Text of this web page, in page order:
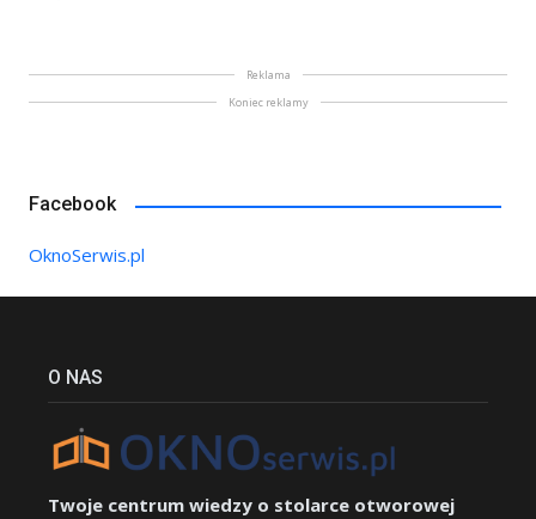
Reklama
Koniec reklamy
Facebook
OknoSerwis.pl
O NAS
Twoje centrum wiedzy o stolarce otworowej